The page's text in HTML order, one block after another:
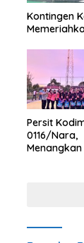
Kontingen
Persit
0116/Nara,